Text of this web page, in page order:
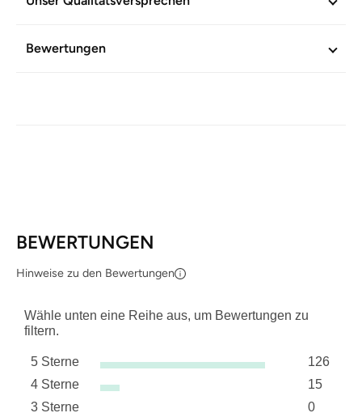
Unterstützt die gesunde Zellaktivität der Haut
Bewertungen
BEWERTUNGEN
Hinweise zu den Bewertungen
Wähle unten eine Reihe aus, um Bewertungen zu
filtern.
5 Sterne Sterne
126
126
4 Sterne Sterne
15
15
3 Sterne
0